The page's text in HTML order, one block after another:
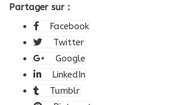
Partager sur :
Facebook
Twitter
Google
LinkedIn
Tumblr